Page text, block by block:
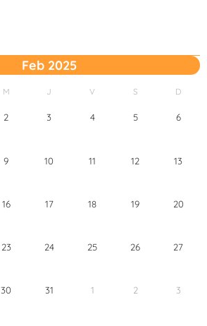
Feb 2025
M J V S D
2 3 4 5 6
9 10 11 12 13
16 17 18 19 20
23 24 25 26 27
30 31 1 2 3